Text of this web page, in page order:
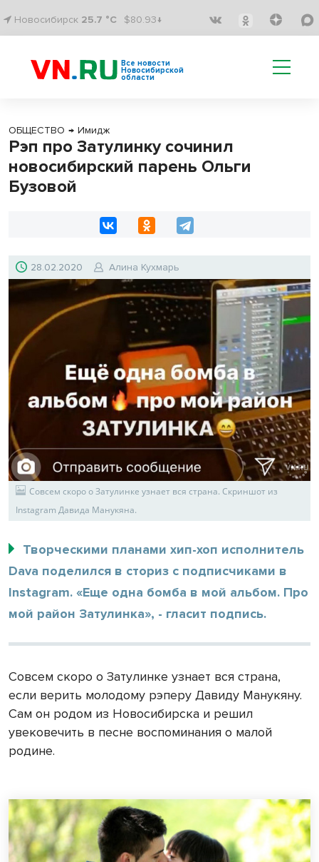
Новосибирск 25.7 °C $80.93↓
Все новости
Новосибирской
области
ОБЩЕСТВО → Имидж
Рэп про Затулинку сочинил
новосибирский парень Ольги
Бузовой
28.02.2020 Алина Кухмарь
Совсем скоро о Затулинке узнает вся страна. Скриншот из
Instagram Давида Манукяна.
Творческими планами хип-хоп исполнитель
Dava поделился в сториз с подписчиками в
Instagram. «Еще одна бомба в мой альбом. Про
мой район Затулинка», - гласит подпись.
Совсем скоро о Затулинке узнает вся страна,
если верить молодому рэперу Давиду Манукяну.
Сам он родом из Новосибирска и решил
увековечить в песне воспоминания о малой
родине.